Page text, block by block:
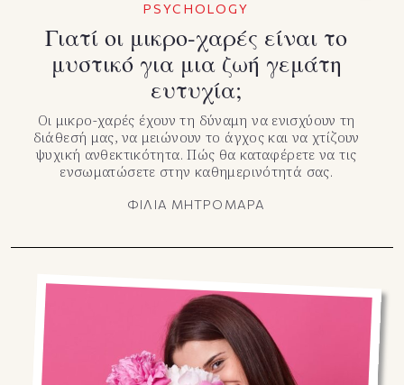
PSYCHOLOGY
Γιατί οι μικρο-χαρές είναι το
μυστικό για μια ζωή γεμάτη
ευτυχία;
Οι μικρο-χαρές έχουν τη δύναμη να ενισχύουν τη
διάθεσή μας, να μειώνουν το άγχος και να χτίζουν
ψυχική ανθεκτικότητα. Πώς θα καταφέρετε να τις
ενσωματώσετε στην καθημερινότητά σας.
ΦΙΛΙΑ ΜΗΤΡΟΜΑΡΑ